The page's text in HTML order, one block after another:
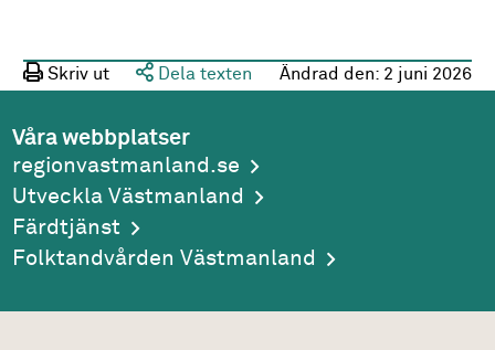
Skriv ut Dela texten Ändrad den: 2 juni 2026
Våra webbplatser
regionvastmanland.se
Utveckla Västmanland
Färdtjänst
Folktandvården Västmanland